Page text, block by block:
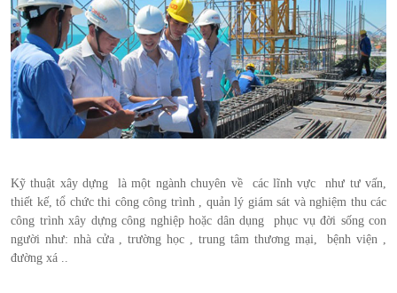
Kỹ thuật xây dựng là một ngành chuyên về các lĩnh vực như tư vấn,
thiết kế, tổ chức thi công công trình , quản lý giám sát và nghiệm thu các
công trình xây dựng công nghiệp hoặc dân dụng phục vụ đời sống con
người như: nhà cửa , trường học , trung tâm thương mại, bệnh viện ,
đường xá ..